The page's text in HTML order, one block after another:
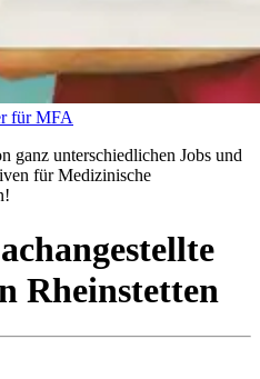
für MFA
ganz unterschiedlichen Jobs und
für Medizinische
Rheinstetten